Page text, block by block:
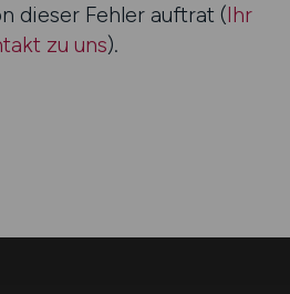
dieser Fehler auftrat (Ihr
zu uns).